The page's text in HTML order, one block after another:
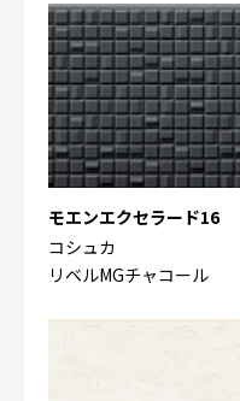
モエンエクセラード16
コシュカ
リベルMGチャコール